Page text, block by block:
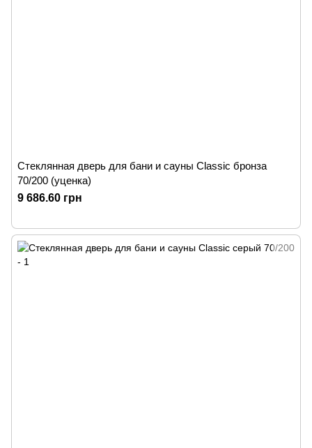
Стеклянная дверь для бани и сауны Classic бронза
70/200 (уценка)
9 686.60 грн